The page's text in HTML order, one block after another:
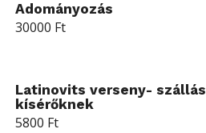
Adományozás
30000 Ft
Latinovits verseny- szállás
kísérőknek
5800 Ft